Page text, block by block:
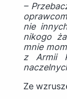
–
nie
nikogo
mnie
z Armii
Ze